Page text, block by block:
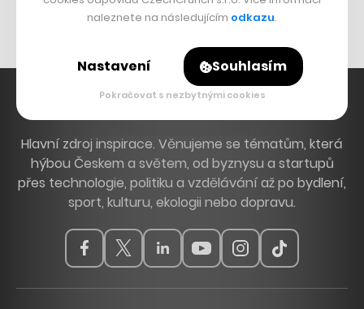
Nábytek z betonu
Hlavní zdroj inspirace. Věnujeme se tématům, která
hýbou Českem a světem, od byznysu a startupů
přes technologie, politiku a vzdělávání až po bydlení,
sport, kulturu, ekologii nebo dopravu.
naleznete na následujícím odkazu.
Nastavení Souhlasím
Pokračovat s nezbytnými cookies